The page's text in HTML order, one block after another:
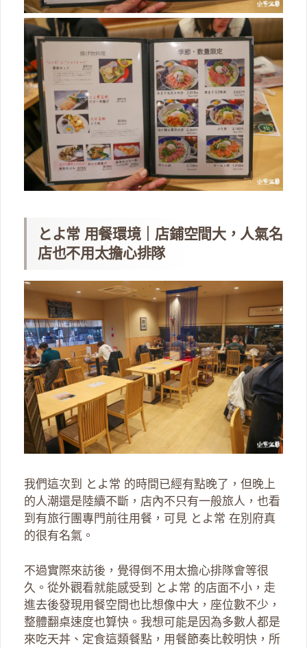
とよ常 用餐環境｜店鋪空間大，人氣名
店也不用太擔心排隊
我們這次到 とよ常 的時間已經有點晚了，但晚上
的人潮還是陸續不斷，店內不只有一般旅人，也看
到有旅行團專門前往用餐，可見 とよ常 在別府真
的很有名氣。
不過實際來訪後，覺得倒不用太擔心排隊會等很
久。從外觀看就能感受到 とよ常 的店面不小，走
進去後發現用餐空間也比想像中大，座位數不少，
整體翻桌速度也算快。我想可能是因為多數人都是
來吃天丼、定食這類餐點，用餐節奏比較明快，所